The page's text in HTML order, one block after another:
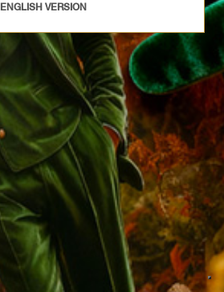
ENGLISH VERSION